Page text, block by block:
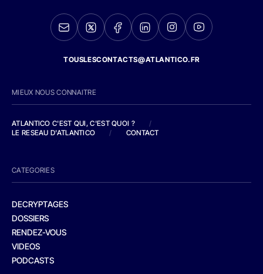
TOUSLESCONTACTS@ATLANTICO.FR
MIEUX NOUS CONNAITRE
ATLANTICO C'EST QUI, C'EST QUOI ?
/
LE RESEAU D'ATLANTICO
/ CONTACT
CATEGORIES
DECRYPTAGES
DOSSIERS
RENDEZ-VOUS
VIDEOS
PODCASTS